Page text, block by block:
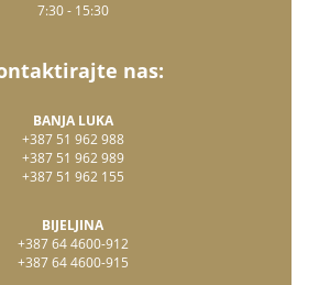
7:30 - 15:30
nas:
BANJA LUKA
+387 51 962 988
+387 51 962 989
+387 51 962 155
BIJELJINA
+387 64 4600-912
+387 64 4600-915